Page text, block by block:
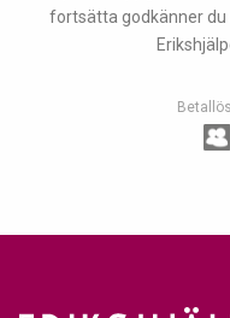
fortsätta godkänner